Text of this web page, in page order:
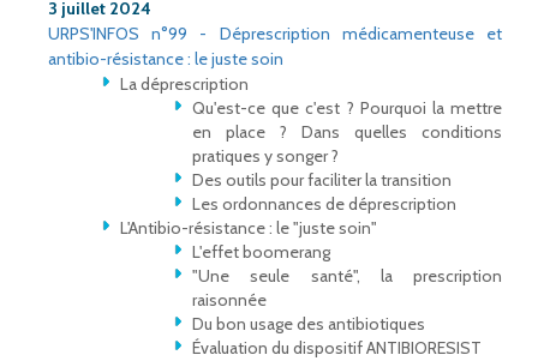
3 juillet 2024
URPS'INFOS n°99 - Déprescription médicamenteuse et
antibio-résistance : le juste soin
La déprescription
Qu'est-ce que c'est ? Pourquoi la mettre
en place ? Dans quelles conditions
pratiques y songer ?
Des outils pour faciliter la transition
Les ordonnances de déprescription
L'Antibio-résistance : le "juste soin"
L'effet boomerang
"Une seule santé", la prescription
raisonnée
Du bon usage des antibiotiques
Évaluation du dispositif ANTIBIORESIST